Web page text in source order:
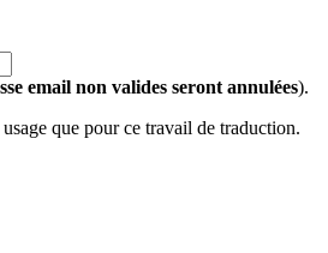
email non valides seront annulées).
que pour ce travail de traduction.